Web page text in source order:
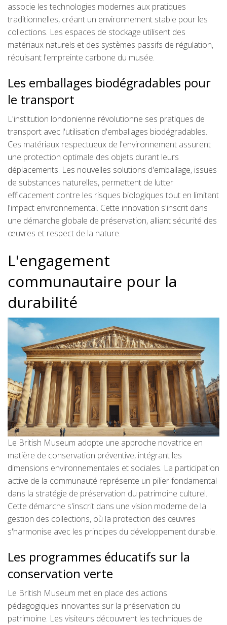
associe les technologies modernes aux pratiques
traditionnelles, créant un environnement stable pour les
collections. Les espaces de stockage utilisent des
matériaux naturels et des systèmes passifs de régulation,
réduisant l'empreinte carbone du musée.
Les emballages biodégradables pour
le transport
L'institution londonienne révolutionne ses pratiques de
transport avec l'utilisation d'emballages biodégradables.
Ces matériaux respectueux de l'environnement assurent
une protection optimale des objets durant leurs
déplacements. Les nouvelles solutions d'emballage, issues
de substances naturelles, permettent de lutter
efficacement contre les risques biologiques tout en limitant
l'impact environnemental. Cette innovation s'inscrit dans
une démarche globale de préservation, alliant sécurité des
œuvres et respect de la nature.
L'engagement
communautaire pour la
durabilité
Le British Museum adopte une approche novatrice en
matière de conservation préventive, intégrant les
dimensions environnementales et sociales. La participation
active de la communauté représente un pilier fondamental
dans la stratégie de préservation du patrimoine culturel.
Cette démarche s'inscrit dans une vision moderne de la
gestion des collections, où la protection des œuvres
s'harmonise avec les principes du développement durable.
Les programmes éducatifs sur la
conservation verte
Le British Museum met en place des actions
pédagogiques innovantes sur la préservation du
patrimoine. Les visiteurs découvrent les techniques de